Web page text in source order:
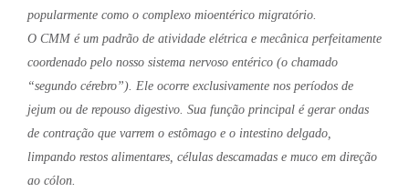
popularmente como o complexo mioentérico migratório.
O CMM é um padrão de atividade elétrica e mecânica perfeitamente
coordenado pelo nosso sistema nervoso entérico (o chamado
“segundo cérebro”). Ele ocorre exclusivamente nos períodos de
jejum ou de repouso digestivo. Sua função principal é gerar ondas
de contração que varrem o estômago e o intestino delgado,
limpando restos alimentares, células descamadas e muco em direção
ao cólon.